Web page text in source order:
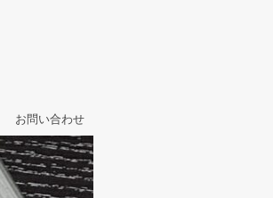
お問い合わせ